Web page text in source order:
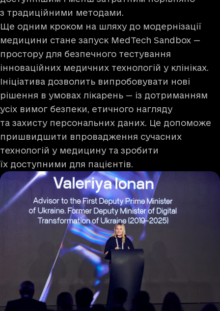
з традиційними методами.
Ще одним кроком на шляху до модернізації
медицини стане запуск MedTech Sandbox —
простору для безпечного тестування
інноваційних медичних технологій у клініках.
Ініціатива дозволить випробовувати нові
рішення в умовах лікарень — із дотриманням
усіх вимог безпеки, етичного нагляду
та захисту персональних даних. Це допоможе
пришвидшити впровадження сучасних
технологій у медицину та зробити
їх доступними для пацієнтів.